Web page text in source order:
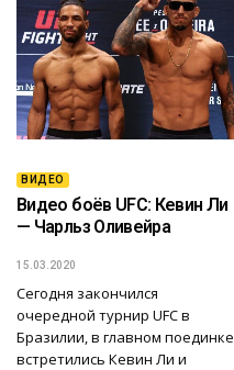
ВИДЕО
Видео боёв UFC: Кевин Ли
— Чарльз Оливейра
15.03.2020
Сегодня закончился
очередной турнир UFC в
Бразилии, в главном поединке
встретились Кевин Ли и